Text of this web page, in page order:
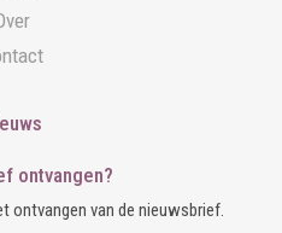
ontvangen?
ontvangen van de nieuwsbrief.